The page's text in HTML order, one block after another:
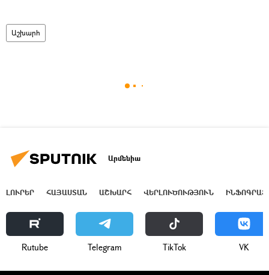
Աշխարհ
Արմենիա
ԼՈՒՐԵՐ ՀԱՅԱՍՏԱՆ ԱՇԽԱՐՀ ՎԵՐԼՈՒԾՈՒԹՅՈՒՆ
Rutube Telegram ТikТоk VK